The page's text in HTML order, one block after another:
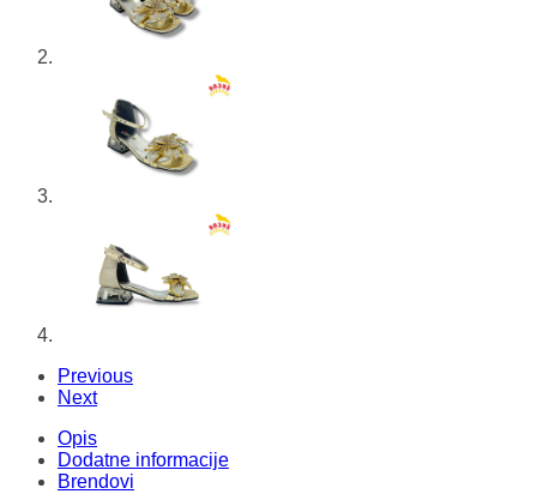
Previous
Next
Opis
Dodatne informacije
Brendovi